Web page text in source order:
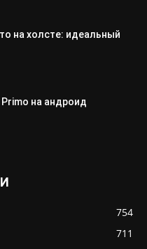
на холсте: идеальный
Primo на андроид
754
711